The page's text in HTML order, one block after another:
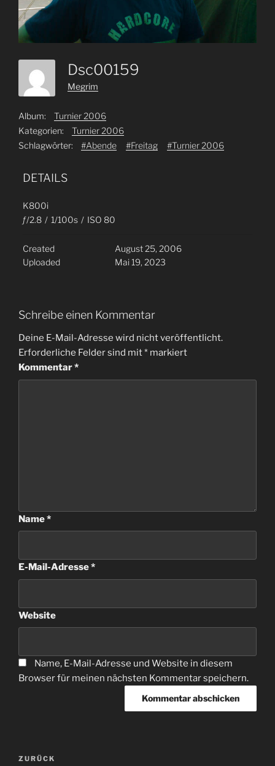
Dsc00159
Megrim
Album:
Turnier 2006
Kategorien:
Turnier 2006
Schlagwörter:
#Abende #Freitag #Turnier 2006
DETAILS
K800i
ƒ/2.8 / 1/100s / ISO 80
Created
August 25, 2006
Uploaded
Mai 19, 2023
Schreibe einen Kommentar
Deine E-Mail-Adresse wird nicht veröffentlicht.
Erforderliche Felder sind mit* markiert
Kommentar*
Name*
E-Mail-Adresse*
Website
Name, E-Mail-Adresse und Website in diesem
Browser für meinen nächsten Kommentar speichern.
Beitragsnavigation
Vorheriger
ZURÜCK